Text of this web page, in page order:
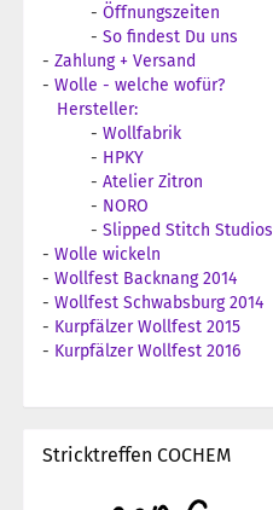
- Öffnungszeiten
- So findest Du uns
- Zahlung + Versand
- Wolle - welche wofür?
Hersteller:
- Wollfabrik
- HPKY
- Atelier Zitron
- NORO
- Slipped Stitch Studios
- Wolle wickeln
- Wollfest Backnang 2014
- Wollfest Schwabsburg 2014
- Kurpfälzer Wollfest 2015
- Kurpfälzer Wollfest 2016
Stricktreffen COCHEM